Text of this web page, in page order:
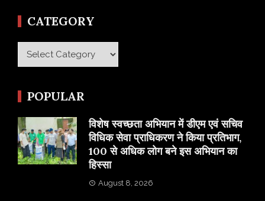
CATEGORY
Category
POPULAR
विशेष स्वच्छता अभियान में डीएम एवं सचिव
विधिक सेवा प्राधिकरण ने किया प्रतिभाग,
100 से अधिक लोग बने इस अभियान का
हिस्सा
August 8, 2026